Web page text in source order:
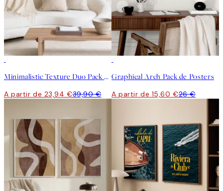
Minimalistic Texture Duo Pack de posters
A partir de 23,94 €39,90 €
Graphical Arch Pack de Posters
A partir de 15,60 €26 €